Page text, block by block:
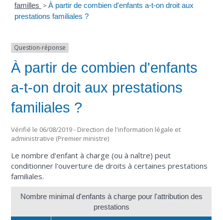
familles > À partir de combien d'enfants a-t-on droit aux
prestations familiales ?
Question-réponse
À partir de combien d'enfants
a-t-on droit aux prestations
familiales ?
Vérifié le 06/08/2019 - Direction de l'information légale et
administrative (Premier ministre)
Le nombre d'enfant à charge (ou à naître) peut
conditionner l'ouverture de droits à certaines prestations
familiales.
Nombre minimal d'enfants à charge pour l'attribution des
prestations